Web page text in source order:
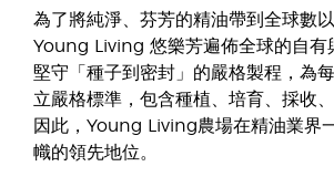
為了將純淨、芬芳的精油帶到全球數
Young Living 悠樂芳遍佈全球的自有
堅守「種子到密封」的嚴格製程，為
立嚴格標準，包含種植、培育、採收
因此，Young Living農場在精油業界
幟的領先地位。